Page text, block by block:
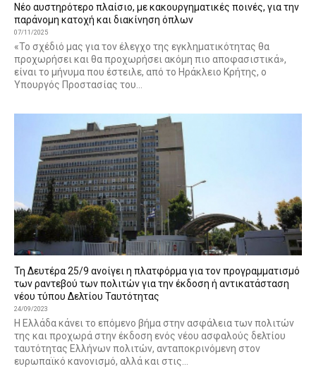
Νέο αυστηρότερο πλαίσιο, με κακουργηματικές ποινές, για την
παράνομη κατοχή και διακίνηση όπλων
07/11/2025
«Το σχέδιό μας για τον έλεγχο της εγκληματικότητας θα
προχωρήσει και θα προχωρήσει ακόμη πιο αποφασιστικά»,
είναι το μήνυμα που έστειλε, από το Ηράκλειο Κρήτης, ο
Υπουργός Προστασίας του...
Τη Δευτέρα 25/9 ανοίγει η πλατφόρμα για τον προγραμματισμό
των ραντεβού των πολιτών για την έκδοση ή αντικατάσταση
νέου τύπου Δελτίου Ταυτότητας
24/09/2023
Η Ελλάδα κάνει το επόμενο βήμα στην ασφάλεια των πολιτών
της και προχωρά στην έκδοση ενός νέου ασφαλούς δελτίου
ταυτότητας Ελλήνων πολιτών, ανταποκρινόμενη στον
ευρωπαϊκό κανονισμό, αλλά και στις...